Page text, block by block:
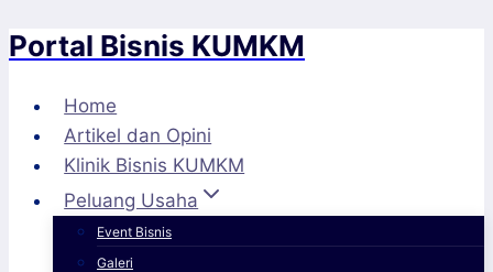
Skip
content
Portal Bisnis KUMKM
Home
Artikel dan Opini
Klinik Bisnis KUMKM
Peluang Usaha
Event Bisnis
Galeri